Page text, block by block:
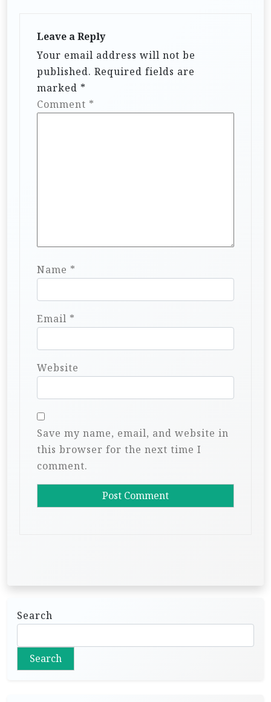
Leave a Reply
Your email address will not be
published. Required fields are
marked *
Comment *
Name *
Email *
Website
Save my name, email, and website in
this browser for the next time I
comment.
Search
Search